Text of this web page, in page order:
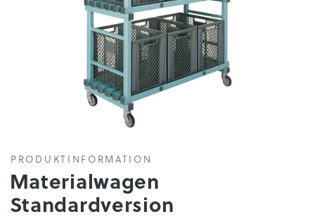
PRODUKTINFORMATION
Materialwagen
Standardversion